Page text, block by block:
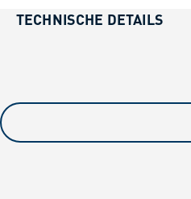
TECHNISCHE DETAILS